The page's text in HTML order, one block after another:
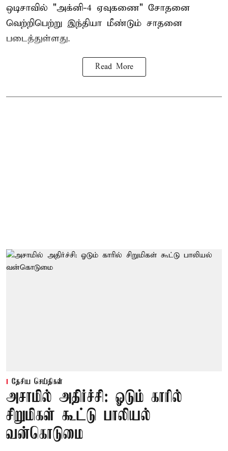
ஒடிசாவில் "அக்னி-4 ஏவுகணை" சோதனை
வெற்றிபெற்று இந்தியா மீண்டும் சாதனை
படைத்துள்ளது.
Read More
தேசிய செய்திகள்
அசாமில் அதிர்ச்சி: ஓடும் காரில்
சிறுமிகள் கூட்டு பாலியல்
வன்கொடுமை